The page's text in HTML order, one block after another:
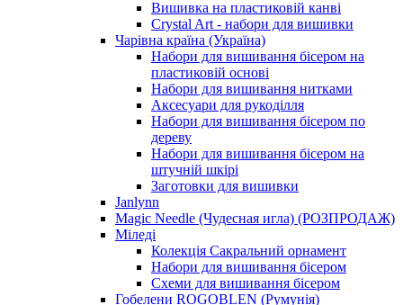
Вишивка на пластиковій канві
Crystal Art - набори для вишивки
Чарівна країна (Україна)
Набори для вишивання бісером на
пластиковій основі
Набори для вишивання нитками
Аксесуари для рукоділля
Набори для вишивання бісером по
дереву
Набори для вишивання бісером на
штучній шкірі
Заготовки для вишивки
Janlynn
Magic Needle (Чудесная игла) (РОЗПРОДАЖ)
Міледі
Колекція Сакральний орнамент
Набори для вишивання бісером
Схеми для вишивання бісером
Гобелени ROGOBLEN (Румунія)